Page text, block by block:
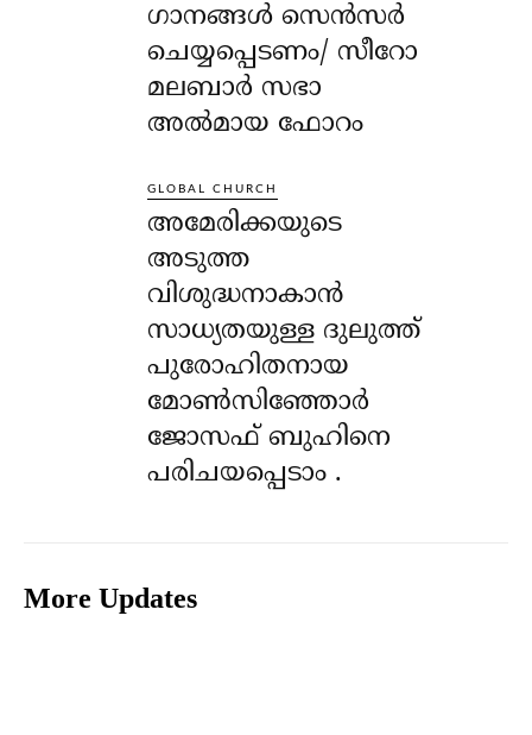
ഗാനങ്ങൾ സെൻസർ
ചെയ്യപ്പെടണം/ സീറോ
മലബാർ സഭാ
അൽമായ ഫോറം
GLOBAL CHURCH
അമേരിക്കയുടെ
അടുത്ത
വിശുദ്ധനാകാൻ
സാധ്യതയുള്ള ദുലുത്ത്
പുരോഹിതനായ
മോൺസിഞ്ഞോർ
ജോസഫ് ബുഹിനെ
പരിചയപ്പെടാം .
More Updates